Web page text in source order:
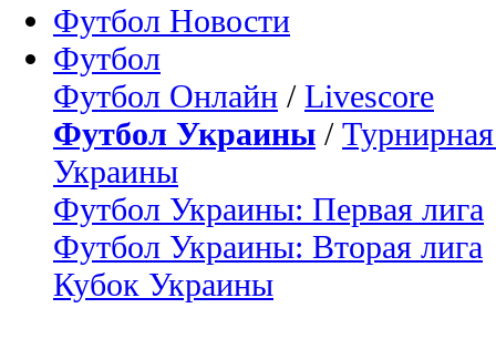
Футбол Новости
Футбол
Футбол Онлайн / Livescore
Футбол Украины /
Украины
Футбол Украины: Первая лига
Футбол Украины: Вторая лига
Кубок Украины